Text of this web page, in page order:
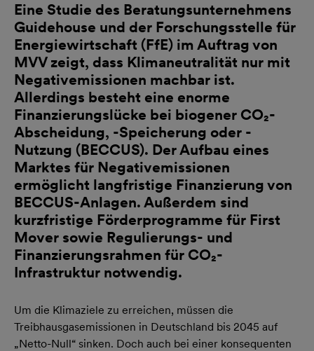
Eine Studie des Beratungsunternehmens
Guidehouse und der Forschungsstelle für
Energiewirtschaft (FfE) im Auftrag von
MVV zeigt, dass Klimaneutralität nur mit
Negativemissionen machbar ist.
Allerdings besteht eine enorme
Finanzierungslücke bei biogener CO₂-
Abscheidung, -Speicherung oder -
Nutzung (BECCUS). Der Aufbau eines
Marktes für Negativemissionen
ermöglicht langfristige Finanzierung von
BECCUS-Anlagen. Außerdem sind
kurzfristige Förderprogramme für First
Mover sowie Regulierungs- und
Finanzierungsrahmen für CO₂-
Infrastruktur notwendig.
Um die Klimaziele zu erreichen, müssen die
Treibhausgasemissionen in Deutschland bis 2045 auf
„Netto-Null“ sinken. Doch auch bei einer konsequenten